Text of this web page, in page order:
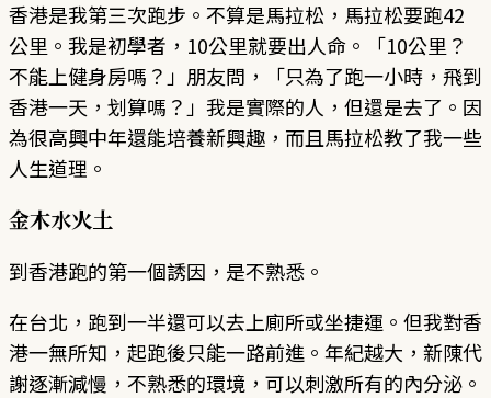
香港是我第三次跑步。不算是馬拉松，馬拉松要跑42
公里。我是初學者，10公里就要出人命。「10公里？
不能上健身房嗎？」朋友問，「只為了跑一小時，飛到
香港一天，划算嗎？」我是實際的人，但還是去了。因
為很高興中年還能培養新興趣，而且馬拉松教了我一些
人生道理。
金木水火土
到香港跑的第一個誘因，是不熟悉。
在台北，跑到一半還可以去上廁所或坐捷運。但我對香
港一無所知，起跑後只能一路前進。年紀越大，新陳代
謝逐漸減慢，不熟悉的環境，可以刺激所有的內分泌。